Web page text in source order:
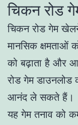
चिकन रोड
चिकन रोड गेम
मानसिक क्षमताओं
को बढ़ाता है और
रोड गेम
आनंद ले सकते हैं।
यह गेम तनाव को